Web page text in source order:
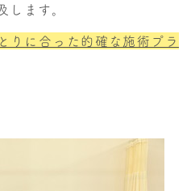
します。
りに合った的確な施術プラ